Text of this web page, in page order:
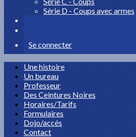
Série D - Coups avec armes
Se connecter
Une histoire
Un bureau
Professeur
Des Ceintures Noires
Horaires/Tarifs
Formulaires
Dojo/accés
Contact